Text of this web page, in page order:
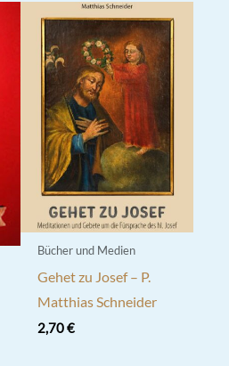
Bücher und Medien
Gehet zu Josef – P.
Matthias Schneider
2,70€